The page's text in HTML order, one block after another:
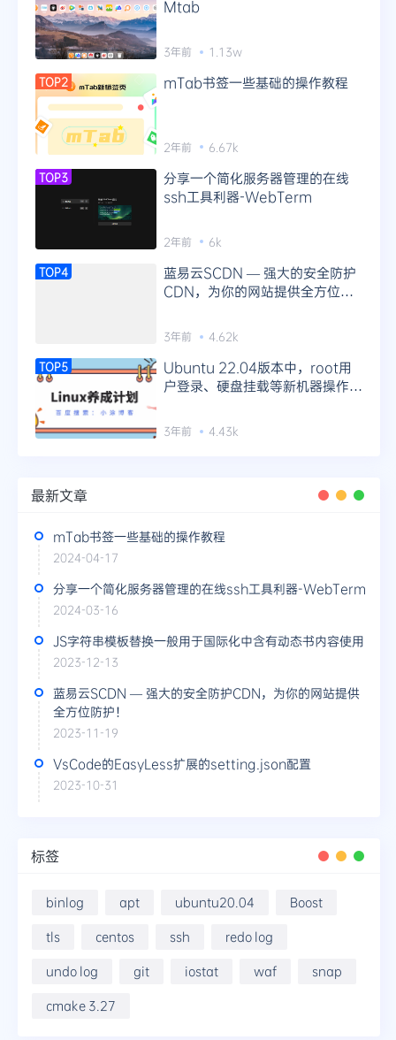
Mtab
3年前 1.13w
TOP2 mTab书签一些基础的操作教程
2年前 6.67k
TOP3
分享一个简化服务器管理的在线
ssh工具利器-WebTerm
2年前 6k
TOP4
蓝易云SCDN — 强大的安全防护
CDN，为你的网站提供全方位防
3年前 4.62k
TOP5
Ubuntu 22.04版本中，root用
户登录、硬盘挂载等新机器操作指
3年前 4.43k
最新文章
mTab书签一些基础的操作教程
2024-04-17
分享一个简化服务器管理的在线ssh工具利器-WebTerm
2024-03-16
JS字符串模板替换一般用于国际化中含有动态书内容使用
2023-12-13
蓝易云SCDN — 强大的安全防护CDN，为你的网站提供
全方位防护！
2023-11-19
VsCode的EasyLess扩展的setting.json配置
2023-10-31
标签
binlog apt ubuntu20.04 Boost
tls centos ssh redo log
undo log git iostat waf snap
cmake 3.27